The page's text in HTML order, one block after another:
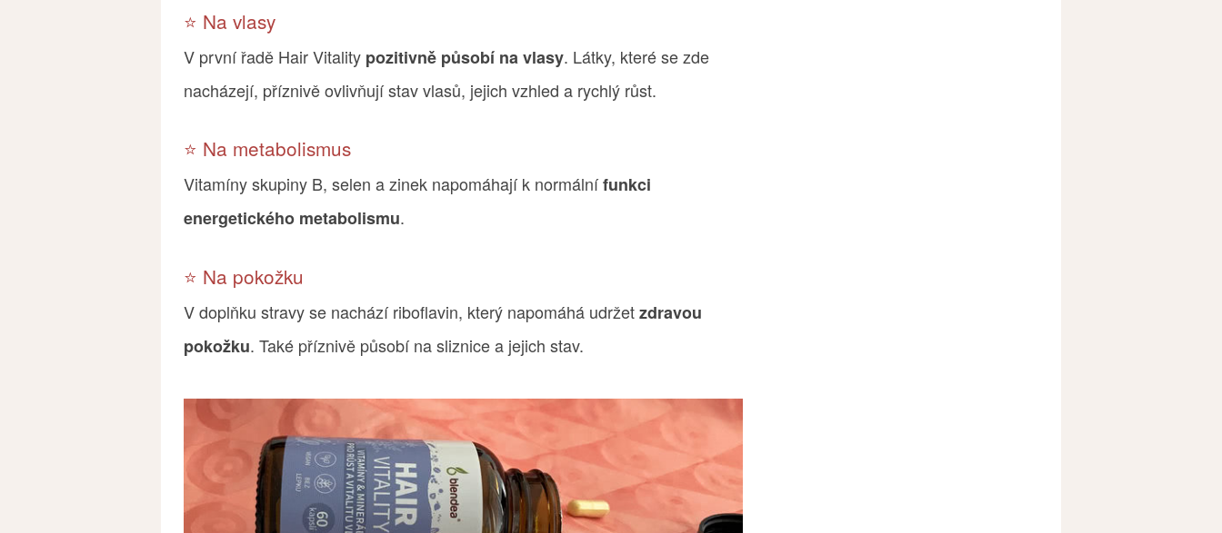
⭐️ Na vlasy
V první řadě Hair Vitality pozitivně působí na vlasy. Látky, které se zde
nacházejí, příznivě ovlivňují stav vlasů, jejich vzhled a rychlý růst.
⭐️ Na metabolismus
Vitamíny skupiny B, selen a zinek napomáhají k normálnífunkci
energetického metabolismu.
⭐️ Na pokožku
V doplňku stravy se nachází riboflavin, který napomáhá udržetzdravou
pokožku. Také příznivě působí na sliznice a jejich stav.